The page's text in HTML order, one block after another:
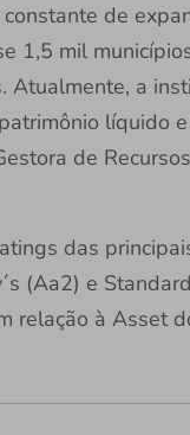
de
1,5 mil
Atualmente, a
líquido
de
das
(Aa2) e
relação à Asset